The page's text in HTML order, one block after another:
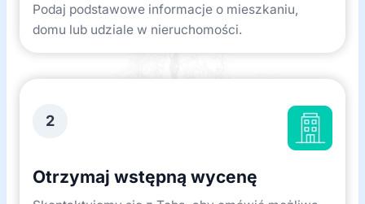
Podaj podstawowe informacje o mieszkaniu,
domu lub udziale w nieruchomości.
2
Otrzymaj wstępną wycenę